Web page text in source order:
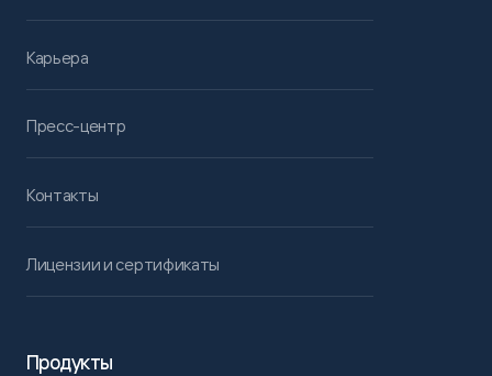
Карьера
Пресс-центр
Контакты
Лицензии и сертификаты
Продукты